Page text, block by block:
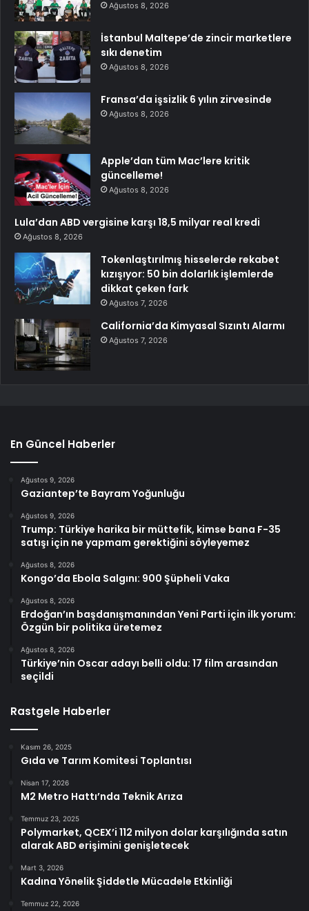
Ağustos 8, 2026
İstanbul Maltepe’de zincir marketlere
sıkı denetim
Ağustos 8, 2026
Fransa’da işsizlik 6 yılın zirvesinde
Ağustos 8, 2026
Apple’dan tüm Mac’lere kritik
güncelleme!
Ağustos 8, 2026
Lula’dan ABD vergisine karşı 18,5 milyar real kredi
Ağustos 8, 2026
Tokenlaştırılmış hisselerde rekabet
kızışıyor: 50 bin dolarlık işlemlerde
dikkat çeken fark
Ağustos 7, 2026
California’da Kimyasal Sızıntı Alarmı
Ağustos 7, 2026
En Güncel Haberler
Ağustos 9, 2026
Gaziantep’te Bayram Yoğunluğu
Ağustos 9, 2026
Trump: Türkiye harika bir müttefik, kimse bana F-35
satışı için ne yapmam gerektiğini söyleyemez
Ağustos 8, 2026
Kongo’da Ebola Salgını: 900 Şüpheli Vaka
Ağustos 8, 2026
Erdoğan’ın başdanışmanından Yeni Parti için ilk yorum:
Özgün bir politika üretemez
Ağustos 8, 2026
Türkiye’nin Oscar adayı belli oldu: 17 film arasından
seçildi
Rastgele Haberler
Kasım 26, 2025
Gıda ve Tarım Komitesi Toplantısı
Nisan 17, 2026
M2 Metro Hattı’nda Teknik Arıza
Temmuz 23, 2025
Polymarket, QCEX’i 112 milyon dolar karşılığında satın
alarak ABD erişimini genişletecek
Mart 3, 2026
Kadına Yönelik Şiddetle Mücadele Etkinliği
Temmuz 22, 2026